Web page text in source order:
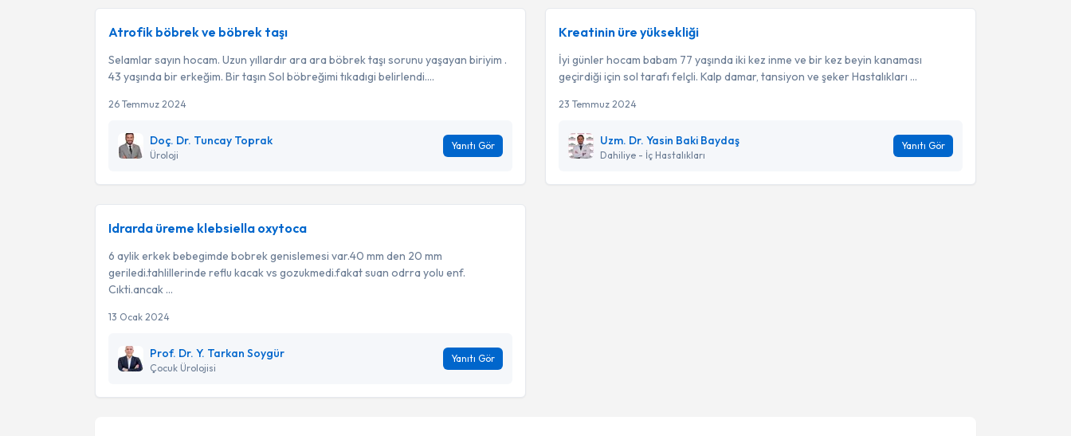
Atrofik böbrek ve böbrek taşı
Selamlar sayın hocam. Uzun yıllardır ara ara böbrek taşı sorunu yaşayan biriyim .
43 yaşında bir erkeğim. Bir taşın Sol böbreğimi tıkadıgi belirlendi....
26 Temmuz 2024
Doç. Dr. Tuncay Toprak
Üroloji
Yanıtı Gör
Kreatinin üre yüksekliği
İyi günler hocam babam 77 yaşında iki kez inme ve bir kez beyin kanaması
geçirdiği için sol tarafı felçli. Kalp damar, tansiyon ve şeker Hastalıkları ...
23 Temmuz 2024
Uzm. Dr. Yasin Baki Baydaş
Dahiliye - İç Hastalıkları
Yanıtı Gör
Idrarda üreme klebsiella oxytoca
6 aylik erkek bebegimde bobrek genislemesi var.40 mm den 20 mm
geriledi.tahlillerinde reflu kacak vs gozukmedi.fakat suan odrra yolu enf.
Cıkti.ancak ...
13 Ocak 2024
Prof. Dr. Y. Tarkan Soygür
Çocuk Ürolojisi
Yanıtı Gör